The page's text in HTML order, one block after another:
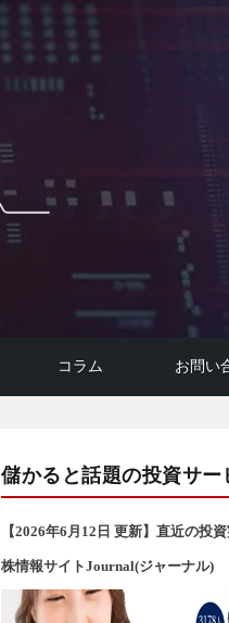
コラム お問い
儲かると話題の投資サー
【2026年6 月12 日 更新】直近の投
株情報サイトJournal(ジャーナル)